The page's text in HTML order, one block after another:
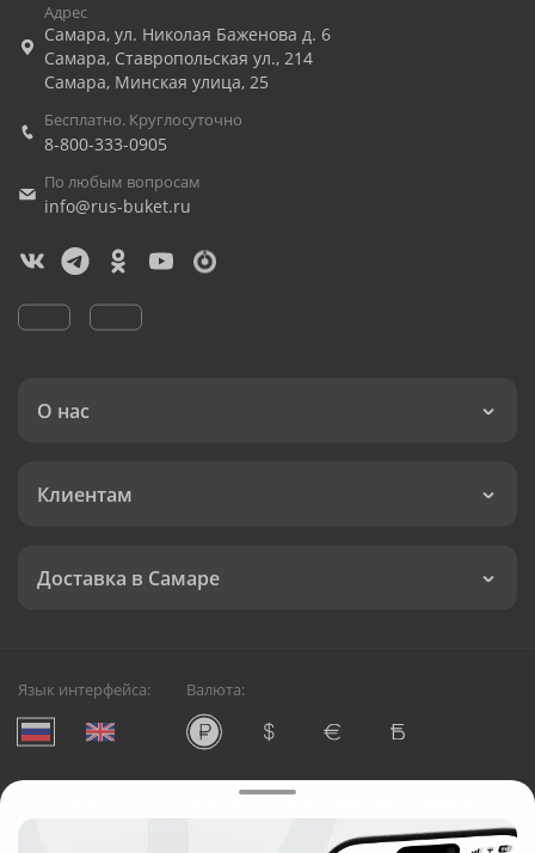
Адрес
Самара, ул. Николая Баженова д. 6
Самара, Ставропольская ул., 214
Самара, Минская улица, 25
Бесплатно. Круглосуточно
8-800-333-0905
По любым вопросам
info@rus-buket.ru
О нас
Клиентам
Доставка в Самаре
Язык интерфейса: Валюта:
Служба круглосуточной доставки цветов в Самаре
Русский Букет, 2026